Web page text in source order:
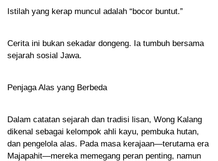
Istilah yang kerap muncul adalah “bocor buntut.”
Cerita ini bukan sekadar dongeng. Ia tumbuh bersama
sejarah sosial Jawa.
Penjaga Alas yang Berbeda
Dalam catatan sejarah dan tradisi lisan, Wong Kalang
dikenal sebagai kelompok ahli kayu, pembuka hutan,
dan pengelola alas. Pada masa kerajaan—terutama era
Majapahit—mereka memegang peran penting, namun